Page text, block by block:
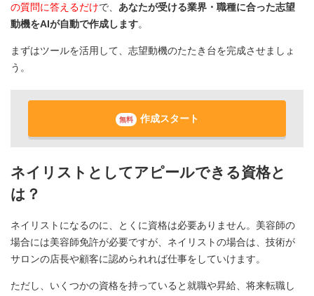
の質問に答えるだけで、 あなたが受ける業界・職種に合った志望
動機をAIが自動で作成します。
まずはツールを活用して、志望動機のたたき台を完成させましょ
う。
無料 作成スタート
ネイリストとしてアピールできる資格と
は？
ネイリストになるのに、とくに資格は必要ありません。美容師の
場合には美容師免許が必要ですが、ネイリストの場合は、技術が
サロンの店長や顧客に認められれば仕事をしていけます。
ただし、いくつかの資格を持っていると就職や昇給、将来転職し